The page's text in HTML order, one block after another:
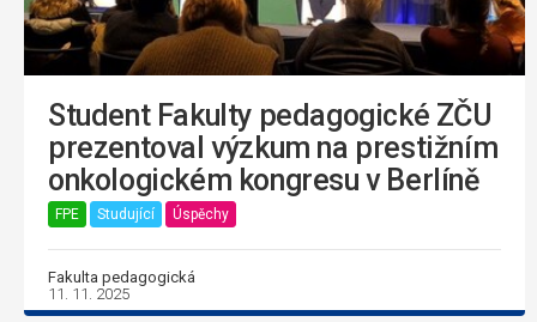
Student Fakulty pedagogické ZČU
prezentoval výzkum na prestižním
onkologickém kongresu v Berlíně
FPE Studující Úspěchy
Fakulta pedagogická
11. 11. 2025